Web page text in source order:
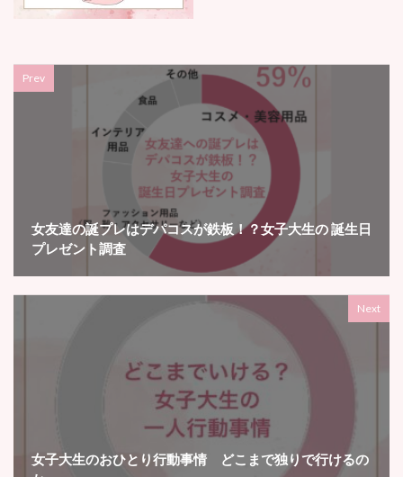
Prev
女友達の誕プレはデパコスが鉄板！？女子大生の 誕生日
プレゼント調査
Next
女子大生のおひとり行動事情 どこまで独りで行けるの